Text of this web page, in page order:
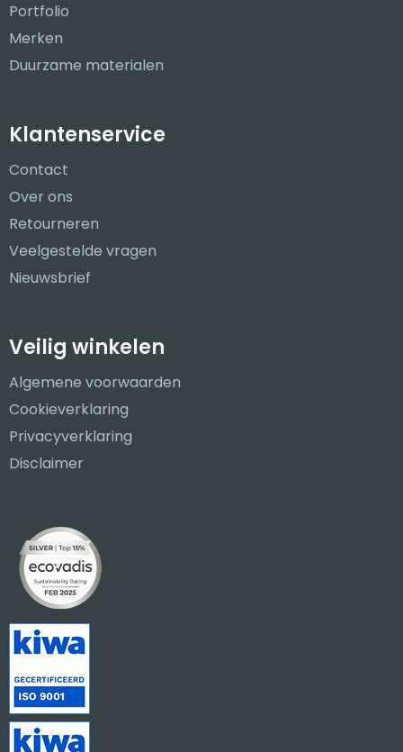
Portfolio
Merken
Duurzame materialen
Klantenservice
Contact
Over ons
Retourneren
Veelgestelde vragen
Nieuwsbrief
Veilig winkelen
Algemene voorwaarden
Cookieverklaring
Privacyverklaring
Disclaimer